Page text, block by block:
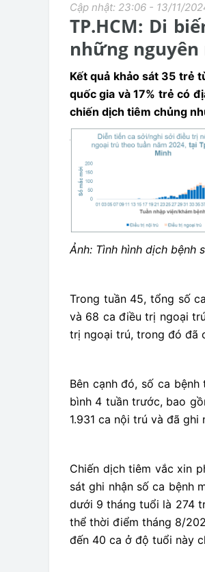
Cập nhật: 23:06 - 13/11/
TP.HCM: Di
những nguyên
Kết quả khảo sát 35 trẻ
quốc gia và 17% trẻ có
chiến dịch tiêm chủng
Ảnh: Tình hình dịch bệnh
Trong tuần 45, tổng số
và 68 ca điều trị ngoại
trị ngoại trú, trong đó đã
Bên cạnh đó, số ca
bình 4 tuần trước, bao
1.931 ca nội trú và đã
Chiến dịch tiêm vắc xin
sát ghi nhận số ca bệnh
dưới 9 tháng tuổi là 274
thể thời điểm tháng 8/
đến 40 ca ở độ tuổi này